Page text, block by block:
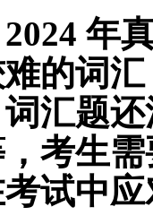
年
的词
词汇题
考生
试中